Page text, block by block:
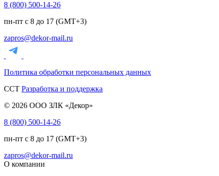
8 (800) 500-14-26
пн-пт с 8 до 17 (GMT+3)
zapros@dekor-mail.ru
Политика обработки персональных данных
CCT Разработка и поддержка
© 2026 ООО ЗЛК «Декор»
8 (800) 500-14-26
пн-пт с 8 до 17 (GMT+3)
zapros@dekor-mail.ru
О компании